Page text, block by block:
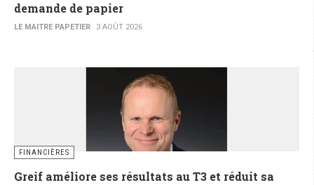
demande de papier
LE MAITRE PAPETIER 3 AOÛT 2026
FINANCIÈRES
Greif améliore ses résultats au T3 et réduit sa